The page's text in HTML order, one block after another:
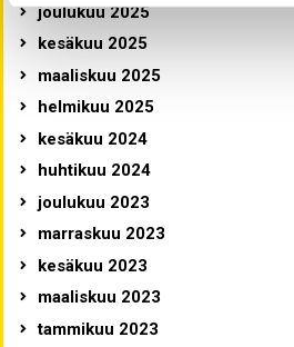
joulukuu 2025
kesäkuu 2025
maaliskuu 2025
helmikuu 2025
kesäkuu 2024
huhtikuu 2024
joulukuu 2023
marraskuu 2023
kesäkuu 2023
maaliskuu 2023
tammikuu 2023